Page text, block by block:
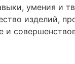
умения и
изделий,
и